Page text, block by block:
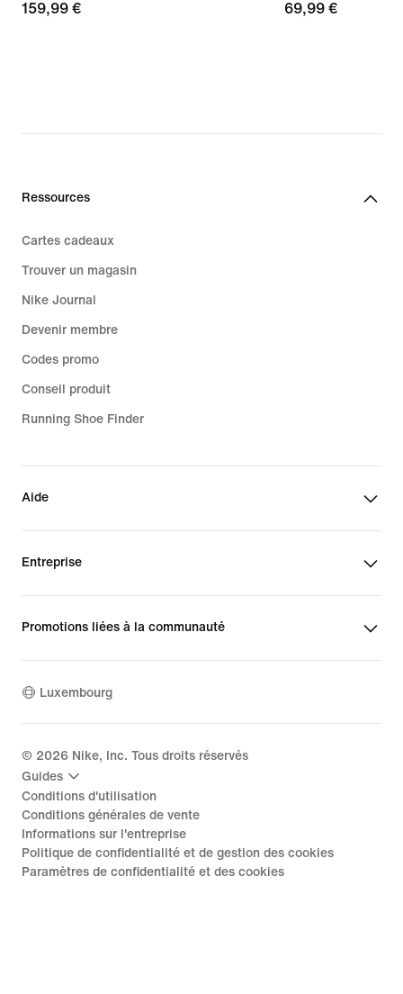
159,99 €
159,99 €
69,99 €
69,99 €
Ressources
Cartes cadeaux
Trouver un magasin
Nike Journal
Devenir membre
Codes promo
Conseil produit
Running Shoe Finder
Aide
Entreprise
Promotions liées à la communauté
Luxembourg
© 2026 Nike, Inc. Tous droits réservés
Guides
Conditions d'utilisation
Conditions générales de vente
Informations sur l'entreprise
Politique de confidentialité et de gestion des cookies
Paramètres de confidentialité et des cookies